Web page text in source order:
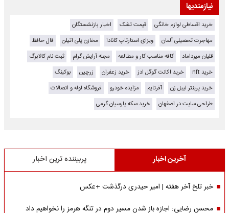
نیازمندیها
خرید اقساطی لوازم خانگی قیمت تشک
اخبار بازنشستگان
مهاجرت تحصیلی آلمان
ویزای استارتاپ کانادا مخازن پلی اتیلن
فال حافظ
قلیان میرداماد
کافه مناسب کار و مطالعه مجله آرایش گرام
ثبت نام کالابرگ
خرید nft
خرید اکانت گوگل ادز خرید زعفران زرچین
بوکینگ
خرید پرینتر لیبل زن
آفرتایم مزایده خودرو
فروشگاه لوله و اتصالات
طراحی سایت در اصفهان
خرید سکه پارسیان گرمی
آخرین اخبار پربیننده ترین اخبار
خبر تلخ آخر هفته | امیر حیدری درگذشت +عکس
محسن رضایی: اجازه باز شدن مسیر دوم در تنگه هرمز را نخواهیم داد